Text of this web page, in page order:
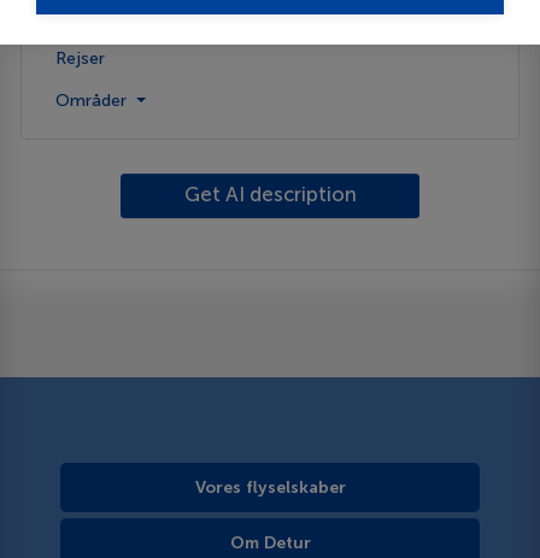
Beskrivelse
Rejser
Områder
Get AI description
Vores flyselskaber
Om Detur